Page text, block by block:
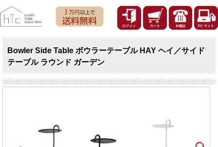
Bowler Side Table ボウラーテーブル HAY ヘイ／サイド
テーブル ラウンド ガーデン